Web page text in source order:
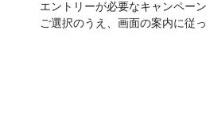
エントリーが必要なキャンペー
ご選択のうえ、画面の案内に従